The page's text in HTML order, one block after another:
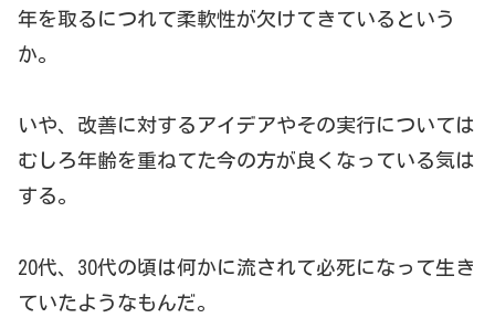
年を取るにつれて柔軟性が欠けてきているという
か。
いや、改善に対するアイデアやその実行については
むしろ年齢を重ねてた今の方が良くなっている気は
する。
20代、30代の頃は何かに流されて必死になって生き
ていたようなもんだ。